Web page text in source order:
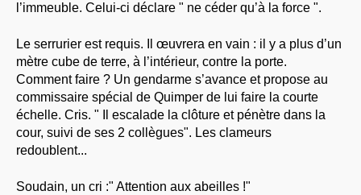
l’immeuble. Celui-ci déclare " ne céder qu’à la force ".
Le serrurier est requis. Il œuvrera en vain : il y a plus d’un
mètre cube de terre, à l’intérieur, contre la porte.
Comment faire ? Un gendarme s’avance et propose au
commissaire spécial de Quimper de lui faire la courte
échelle. Cris. " Il escalade la clôture et pénètre dans la
cour, suivi de ses 2 collègues". Les clameurs
redoublent...
Soudain, un cri :" Attention aux abeilles !"